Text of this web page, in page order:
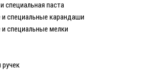
специальная паста
специальные карандаши
специальные мелки